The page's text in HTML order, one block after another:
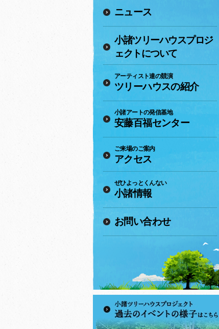
ニュース
小諸ツリーハウスプロジ
ェクトについて
アーティスト達の競演
ツリーハウスの紹介
小諸アートの発信基地
安藤百福センター
ご来場のご案内
アクセス
ぜひよっとくんない
小諸情報
お問い合わせ